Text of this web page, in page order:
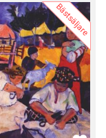
Bästsäljare